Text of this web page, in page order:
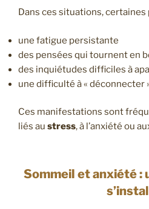
Dans ces situations,
une fatigue persistante
des pensées qui tournent en
des inquiétudes difficiles à
une difficulté à « déconnecter
Ces manifestations sont
liés au stress, à l’anxiété ou
Sommeil et anxiété :